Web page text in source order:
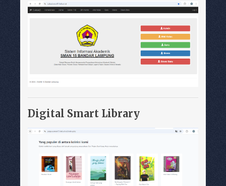
Digital Smart Library